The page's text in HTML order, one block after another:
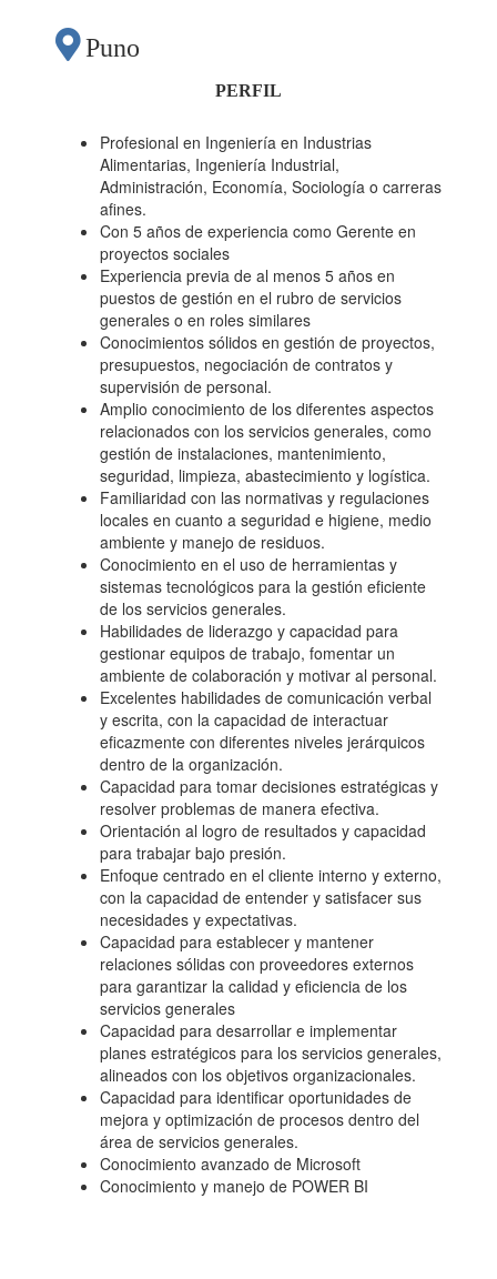
Puno
PERFIL
Profesional en Ingeniería en Industrias
Alimentarias, Ingeniería Industrial,
Administración, Economía, Sociología o carreras
afines.
Con 5 años de experiencia como Gerente en
proyectos sociales
Experiencia previa de al menos 5 años en
puestos de gestión en el rubro de servicios
generales o en roles similares
Conocimientos sólidos en gestión de proyectos,
presupuestos, negociación de contratos y
supervisión de personal.
Amplio conocimiento de los diferentes aspectos
relacionados con los servicios generales, como
gestión de instalaciones, mantenimiento,
seguridad, limpieza, abastecimiento y logística.
Familiaridad con las normativas y regulaciones
locales en cuanto a seguridad e higiene, medio
ambiente y manejo de residuos.
Conocimiento en el uso de herramientas y
sistemas tecnológicos para la gestión eficiente
de los servicios generales.
Habilidades de liderazgo y capacidad para
gestionar equipos de trabajo, fomentar un
ambiente de colaboración y motivar al personal.
Excelentes habilidades de comunicación verbal
y escrita, con la capacidad de interactuar
eficazmente con diferentes niveles jerárquicos
dentro de la organización.
Capacidad para tomar decisiones estratégicas y
resolver problemas de manera efectiva.
Orientación al logro de resultados y capacidad
para trabajar bajo presión.
Enfoque centrado en el cliente interno y externo,
con la capacidad de entender y satisfacer sus
necesidades y expectativas.
Capacidad para establecer y mantener
relaciones sólidas con proveedores externos
para garantizar la calidad y eficiencia de los
servicios generales
Capacidad para desarrollar e implementar
planes estratégicos para los servicios generales,
alineados con los objetivos organizacionales.
Capacidad para identificar oportunidades de
mejora y optimización de procesos dentro del
área de servicios generales.
Conocimiento avanzado de Microsoft
Conocimiento y manejo de POWER BI